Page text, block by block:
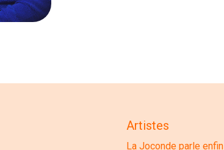
Artistes
La Joconde parle enfin